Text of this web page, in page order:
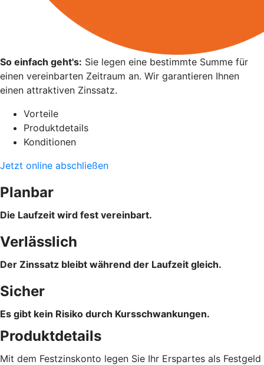
So einfach geht's: Sie legen eine bestimmte Summe für
einen vereinbarten Zeitraum an. Wir garantieren Ihnen
einen attraktiven Zinssatz.
Vorteile
Produktdetails
Konditionen
Jetzt online abschließen
Planbar
Die Laufzeit wird fest vereinbart.
Verlässlich
Der Zinssatz bleibt während der Laufzeit gleich.
Sicher
Es gibt kein Risiko durch Kursschwankungen.
Produktdetails
Mit dem Festzinskonto legen Sie Ihr Erspartes als Festgeld